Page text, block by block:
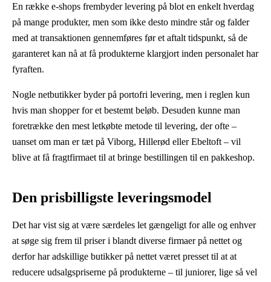
En række e-shops frembyder levering på blot en enkelt hverdag
på mange produkter, men som ikke desto mindre står og falder
med at transaktionen gennemføres før et aftalt tidspunkt, så de
garanteret kan nå at få produkterne klargjort inden personalet har
fyraften.
Nogle netbutikker byder på portofri levering, men i reglen kun
hvis man shopper for et bestemt beløb. Desuden kunne man
foretrække den mest letkøbte metode til levering, der ofte –
uanset om man er tæt på Viborg, Hillerød eller Ebeltoft – vil
blive at få fragtfirmaet til at bringe bestillingen til en pakkeshop.
Den prisbilligste leveringsmodel
Det har vist sig at være særdeles let gængeligt for alle og enhver
at søge sig frem til priser i blandt diverse firmaer på nettet og
derfor har adskillige butikker på nettet været presset til at at
reducere udsalgspriserne på produkterne – til juniorer, lige så vel